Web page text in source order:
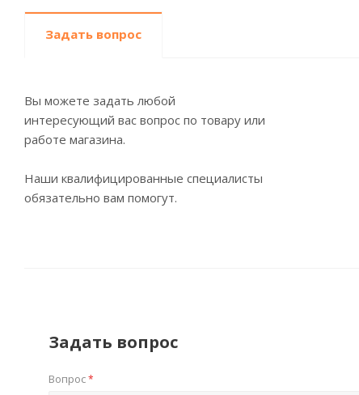
Задать вопрос
Вы можете задать любой
интересующий вас вопрос по товару или
работе магазина.
Наши квалифицированные специалисты
обязательно вам помогут.
Задать вопрос
Вопрос*